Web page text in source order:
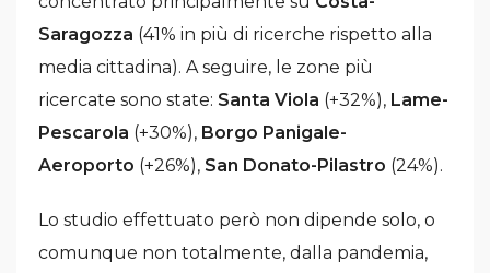
Saragozza (41% in più di ricerche rispetto alla
media cittadina). A seguire, le zone più
ricercate sono state: Santa Viola (+32%), Lame-
Pescarola (+30%), Borgo Panigale-
Aeroporto (+26%), San Donato-Pilastro (24%).
Lo studio effettuato però non dipende solo, o
comunque non totalmente, dalla pandemia,